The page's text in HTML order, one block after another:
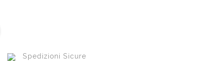
Spedizioni Sicure